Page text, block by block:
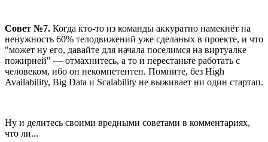
Совет №7. Когда кто-то из команды аккуратно намекнёт на
ненужность 60% телодвижений уже сделаных в проекте, и что
"может ну его, давайте для начала поселимся на виртуалке
пожирней" — отмахнитесь, а то и перестаньте работать с
человеком, ибо он некомпетентен. Помните, без High
Availability, Big Data и Scalability не выживает ни один стартап.
Ну и делитесь своими вредными советами в комментариях,
что ли...